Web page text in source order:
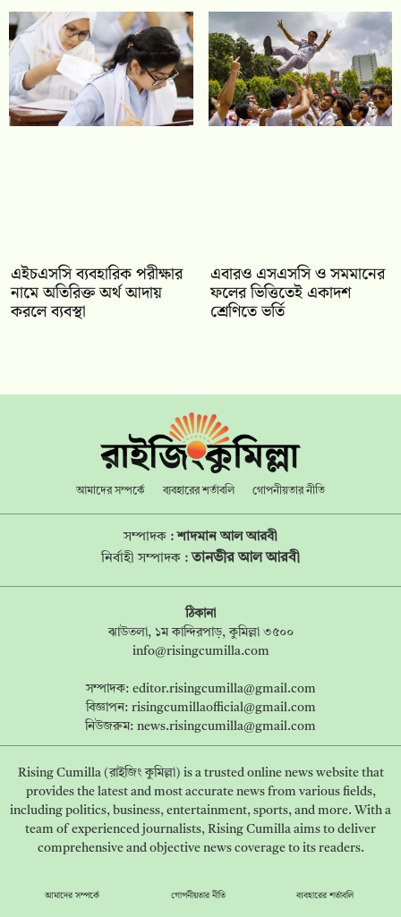
এইচএসসি ব্যবহারিক পরীক্ষার
নামে অতিরিক্ত অর্থ আদায়
করলে ব্যবস্থা
‎এবারও এসএসসি ও সমমানের
ফলের ভিত্তিতেই একাদশ
শ্রেণিতে ভর্তি
আমাদের সম্পর্কে ব্যবহারের শর্তাবলি গোপনীয়তার নীতি
সম্পাদক :শাদমান আল আরবী
নির্বাহী সম্পাদক :তানভীর আল আরবী
ঠিকানা
ঝাউতলা, ১ম কান্দিরপাড়, কুমিল্লা ৩৫০০
info@risingcumilla.com
সম্পাদক: editor.risingcumilla@gmail.com
বিজ্ঞাপন: risingcumillaofficial@gmail.com
নিউজরুম: news.risingcumilla@gmail.com
Rising Cumilla (রাইজিং কুমিল্লা) is a trusted online news website that
provides the latest and most accurate news from various fields,
including politics, business, entertainment, sports, and more. With a
team of experienced journalists, Rising Cumilla aims to deliver
comprehensive and objective news coverage to its readers.
আমাদের সম্পর্কে গোপনীয়তার নীতি ব্যবহারের শর্তাবলি